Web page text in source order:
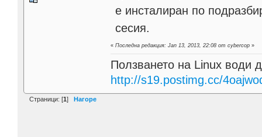
е инсталиран по
сесия.
«Последна редакция: Jan 13, 2013, 22:08 от cybercop »
Ползването на Linux води
http://s19.postimg.cc/
Страници: [1] Нагоре